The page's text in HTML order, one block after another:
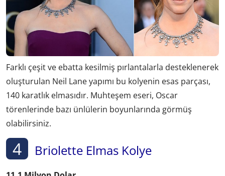
Farklı çeşit ve ebatta kesilmiş pırlantalarla desteklenerek
oluşturulan Neil Lane yapımı bu kolyenin esas parçası,
140 karatlık elmasıdır. Muhteşem eseri, Oscar
törenlerinde bazı ünlülerin boyunlarında görmüş
olabilirsiniz.
4 Briolette Elmas Kolye